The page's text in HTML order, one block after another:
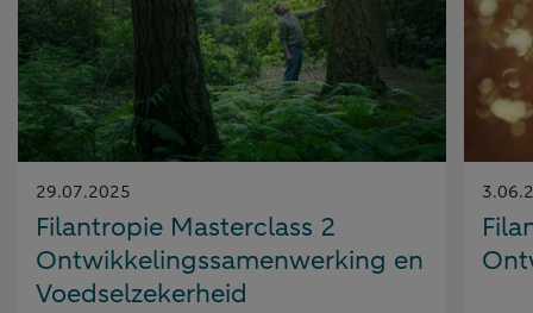
Gepubliceerd
op:
29.07.2025
Filantropie Masterclass 2
Ontwikkelingssamenwerking en
Voedselzekerheid
op: